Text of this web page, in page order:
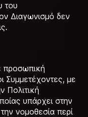
του
Διαγωνισμό δεν
προσωπική
Συμμετέχοντες, με
Πολιτική
υπάρχει στην
νομοθεσία περί